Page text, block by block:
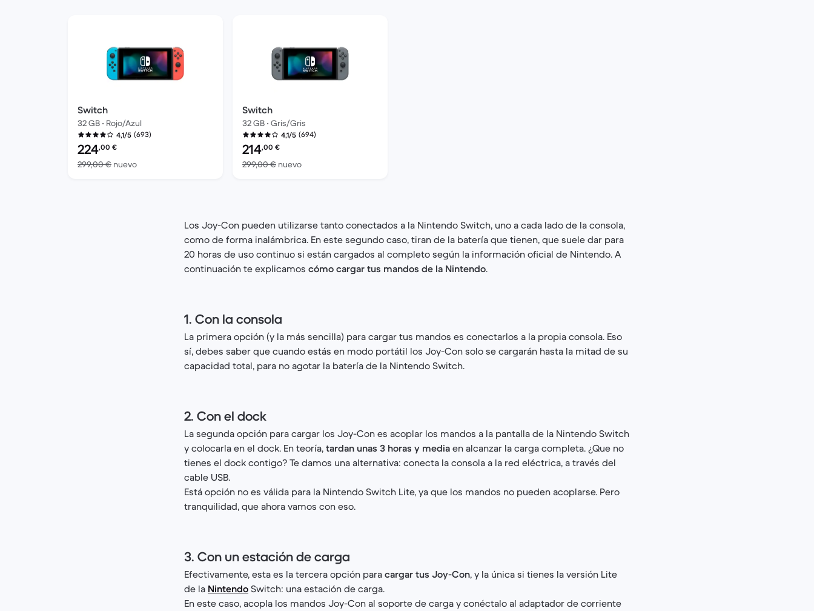
Switch
32 GB • Rojo/Azul
4,1/5 (693)
Precio reacondicionado:
224,00 €
299,00 € nuevoEl dispositivo nuevo vale 299,00 €
Switch
32 GB • Gris/Gris
4,1/5 (694)
Precio reacondicionado:
214,00 €
299,00 € nuevoEl dispositivo nuevo vale 299,00 €
Los Joy-Con pueden utilizarse tanto conectados a la Nintendo Switch, uno a cada lado de la consola,
como de forma inalámbrica. En este segundo caso, tiran de la batería que tienen, que suele dar para
20 horas de uso continuo si están cargados al completo según la información oficial de Nintendo. A
continuación te explicamos cómo cargar tus mandos de la Nintendo.
1. Con la consola
La primera opción (y la más sencilla) para cargar tus mandos es conectarlos a la propia consola. Eso
sí, debes saber que cuando estás en modo portátil los Joy-Con solo se cargarán hasta la mitad de su
capacidad total, para no agotar la batería de la Nintendo Switch.
2. Con el dock
La segunda opción para cargar los Joy-Con es acoplar los mandos a la pantalla de la Nintendo Switch
y colocarla en el dock. En teoría, tardan unas 3 horas y media en alcanzar la carga completa. ¿Que no
tienes el dock contigo? Te damos una alternativa: conecta la consola a la red eléctrica, a través del
cable USB.
Está opción no es válida para la Nintendo Switch Lite, ya que los mandos no pueden acoplarse. Pero
tranquilidad, que ahora vamos con eso.
3. Con un estación de carga
Efectivamente, esta es la tercera opción para cargar tus Joy-Con, y la única si tienes la versión Lite
de la Nintendo Switch: una estación de carga.
En este caso, acopla los mandos Joy-Con al soporte de carga y conéctalo al adaptador de corriente